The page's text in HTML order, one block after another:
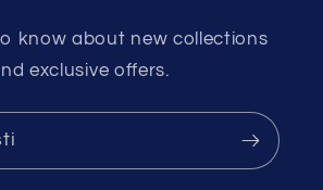
know about new collections
exclusive offers.